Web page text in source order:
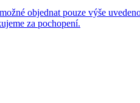
objednat pouze výše
za pochopení.